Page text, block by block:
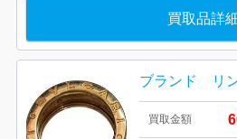
買取品詳
買取金額